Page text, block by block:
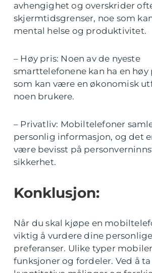
avhengighet og overskrider
skjermtidsgrenser, noe som
mental helse og produktivitet.
– Høy pris: Noen av de nyeste
smarttelefonene kan ha en høy
som kan være en økonomisk
noen brukere.
– Privatliv: Mobiltelefoner
personlig informasjon, og det
være bevisst på
sikkerhet.
Konklusjon:
Når du skal kjøpe en
viktig å vurdere dine
preferanser. Ulike typer
funksjoner og fordeler. Ved å